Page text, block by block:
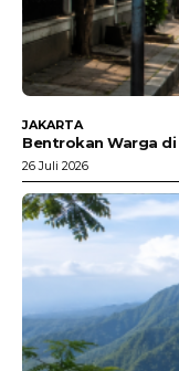
JAKARTA
Bentrokan Warga di
26 Juli 2026